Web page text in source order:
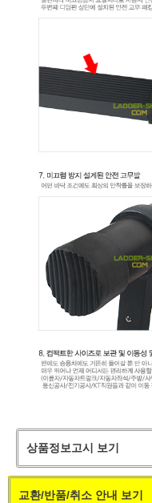
상품정보고시 보기
교환/반품/취소 안내 보기